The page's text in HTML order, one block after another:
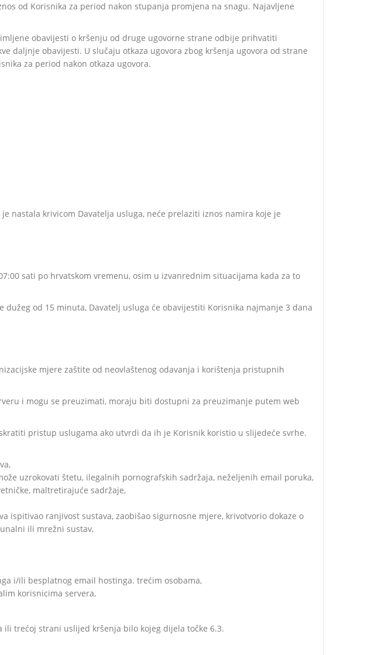
od Korisnika za period nakon stupanja promjena na snagu. Najavljene
obavijesti o kršenju od druge ugovorne strane odbije prihvatiti
daljnje obavijesti. U slučaju otkaza ugovora zbog kršenja ugovora od strane
za period nakon otkaza ugovora.
nastala krivicom Davatelja usluga, neće prelaziti iznos namira koje je
sati po hrvatskom vremenu, osim u izvanrednim situacijama kada za to
od 15 minuta, Davatelj usluga će obavijestiti Korisnika najmanje 3 dana
mjere zaštite od neovlaštenog odavanja i korištenja pristupnih
i mogu se preuzimati, moraju biti dostupni za preuzimanje putem web
pristup uslugama ako utvrdi da ih je Korisnik koristio u slijedeće svrhe.
uzrokovati štetu, ilegalnih pornografskih sadržaja, neželjenih email poruka,
maltretirajuće sadržaje,
ispitivao ranjivost sustava, zaobišao sigurnosne mjere, krivotvorio dokaze o
ili mrežni sustav,
i/ili besplatnog email hostinga. trećim osobama,
korisnicima servera,
trećoj strani uslijed kršenja bilo kojeg dijela točke 6.3.